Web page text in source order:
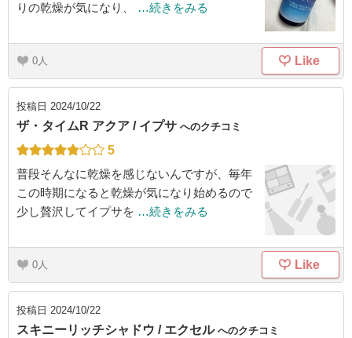
りの乾燥が気になり、
…続きをみる
0 Like
投稿日 2024/10/22
ザ・タイムR アクア / イプサ へのクチコミ
5
普段そんなに乾燥を感じないんですが、毎年
この時期になると乾燥が気になり始めるので
少し贅沢してイプサを …続きをみる
0 Like
投稿日 2024/10/22
スキニーリッチシャドウ / エクセル へのクチコミ